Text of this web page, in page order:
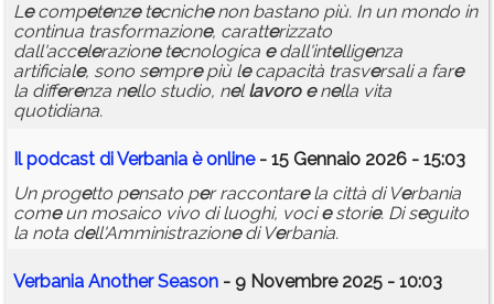
Lecompetenzetecnichenon bastano più. In un mondo in
continua trasformazione, caratterizzato
dall'accelerazionetecnologica edall'intelligenza
artificiale, sono semprepiù lecapacità trasversali a fare
la differenza nello studio, nellavoro enella vita
quotidiana.
Il podcast di Verbania è online- 15 Gennaio 2026 - 15:03
Un progetto pensato per raccontarela città di Verbania
comeun mosaico vivo di luoghi, vociestorie. Di seguito
la nota dell'Amministrazionedi Verbania.
Verbania Another Season - 9 Novembre 2025 - 10:03